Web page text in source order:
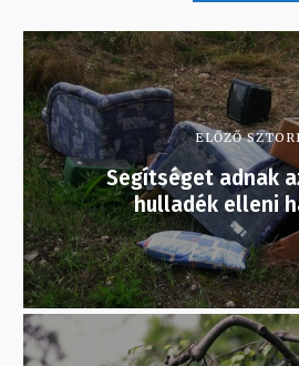
ELŐZŐ SZTORI
Segítséget adnak
hulladék elleni